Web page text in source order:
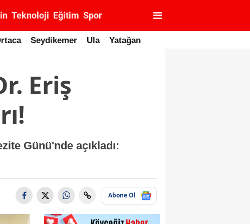
Teknoloji Eğitim Spor
Seydikemer Ula Yatağan
Eriş
Günü'nde açıkladı:
Abone Ol